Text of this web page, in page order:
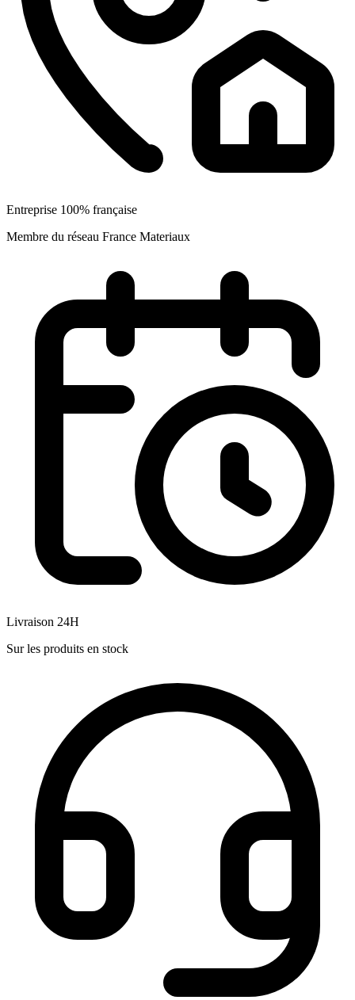
Entreprise 100% française
Membre du réseau France Materiaux
Livraison 24H
Sur les produits en stock